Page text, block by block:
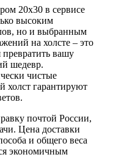
20х30 в сервисе
высоким
но и выбранным
на холсте – это
вашу
шедевр.
чистые
холст гарантируют
почтой России,
Цена доставки
и общего веса
экономичным